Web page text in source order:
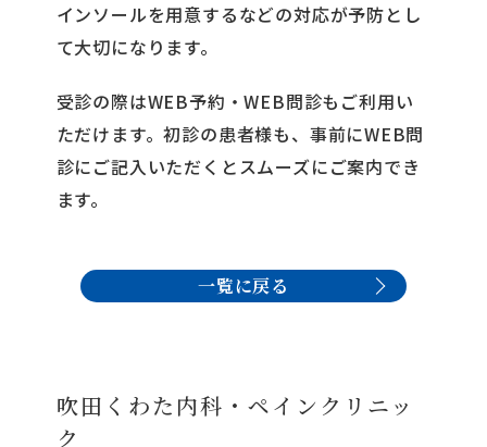
インソールを用意するなどの対応が予防とし
て大切になります。
受診の際はWEB予約・WEB問診もご利用い
ただけます。初診の患者様も、事前にWEB問
診にご記入いただくとスムーズにご案内でき
ます。
一覧に戻る
吹田くわた内科・ペインクリニッ
ク